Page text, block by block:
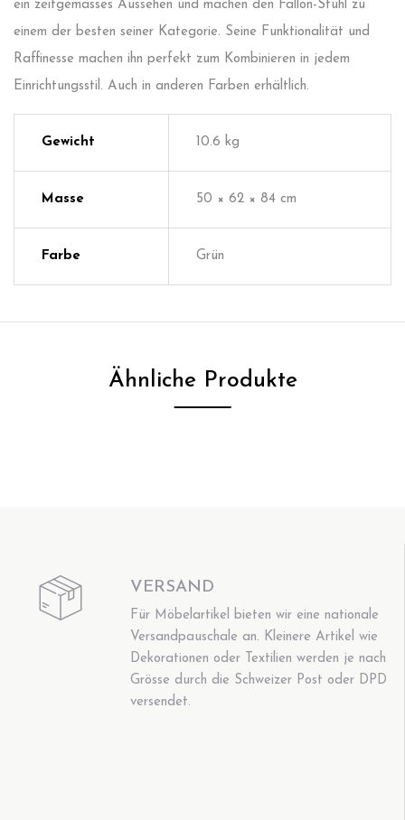
ein zeitgemässes Aussehen und machen den Fallon-Stuhl zu
einem der besten seiner Kategorie. Seine Funktionalität und
Raffinesse machen ihn perfekt zum Kombinieren in jedem
Einrichtungsstil. Auch in anderen Farben erhältlich.
Gewicht 10.6 kg
Masse 50 × 62 × 84 cm
Farbe Grün
Ähnliche Produkte
VERSAND
Für Möbelartikel bieten wir eine nationale
Versandpauschale an. Kleinere Artikel wie
Dekorationen oder Textilien werden je nach
Grösse durch die Schweizer Post oder DPD
versendet.